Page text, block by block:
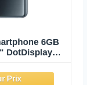
6GB
DotDisplay
Globale]